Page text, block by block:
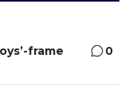
frame
0